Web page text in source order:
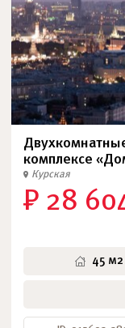
комплексе
Курская
₽ 28
45 м2